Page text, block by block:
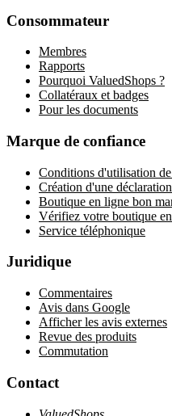
Consommateur
Membres
Rapports
Pourquoi ValuedShops ?
Collatéraux et badges
Pour les documents
Marque de confiance
Conditions d'utilisation
Création d'une
Boutique en ligne bon
Vérifiez votre boutique
Service téléphonique
Juridique
Commentaires
Avis dans Google
Afficher les avis externes
Revue des produits
Commutation
Contact